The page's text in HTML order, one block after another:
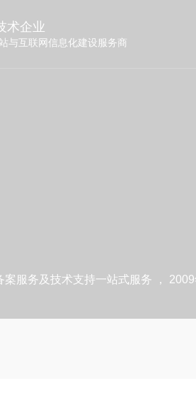
术企业
与互联网信息化建设服务商
服务及技术支持一站式服务 ，